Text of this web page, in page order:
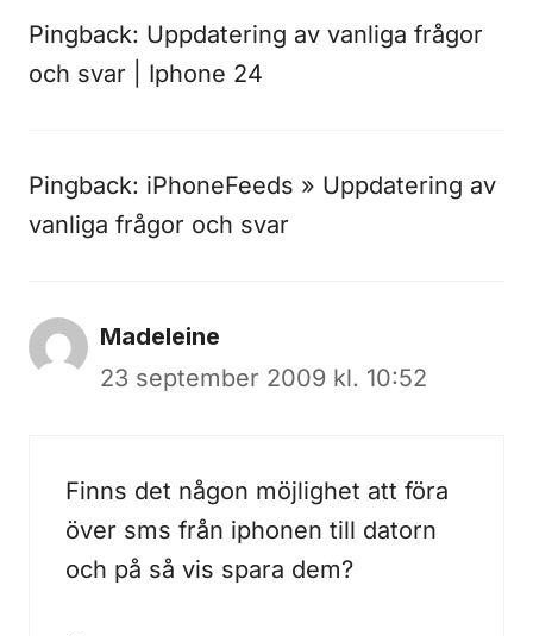
Pingback: Uppdatering av vanliga frågor
och svar | Iphone 24
Pingback: iPhoneFeeds » Uppdatering av
vanliga frågor och svar
Madeleine
23 september 2009 kl. 10:52
Finns det någon möjlighet att föra
över sms från iphonen till datorn
och på så vis spara dem?